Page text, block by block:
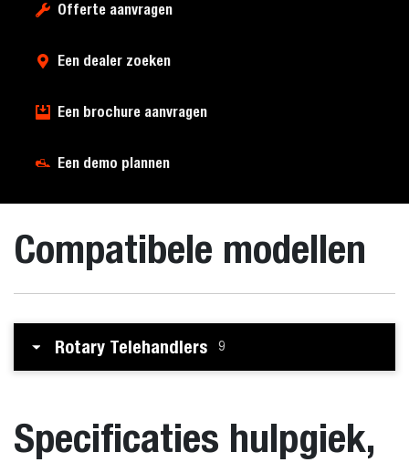
Offerte aanvragen
Een dealer zoeken
Een brochure aanvragen
Een demo plannen
Compatibele modellen
Rotary Telehandlers 9
Specificaties hulpgiek,